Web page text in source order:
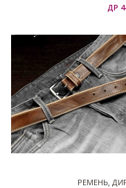
ДР
РЕМЕНЬ,